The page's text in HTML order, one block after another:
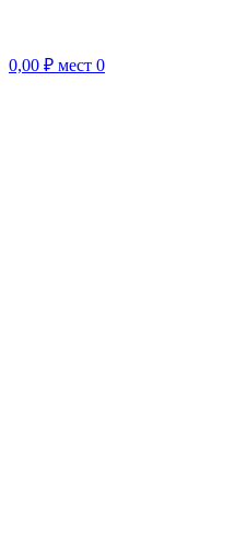
0,00 ₽ мест 0